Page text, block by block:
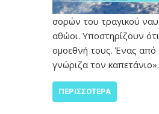
σορών του τραγικού
αθώοι. Υποστηρίζουν
ομοεθνή τους. Ένας από
γνώριζα τον
ΠΕΡΙΣΣΌΤΕΡΑ